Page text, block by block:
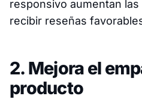
responsivo aumentan
recibir reseñas
2. Mejora el
producto